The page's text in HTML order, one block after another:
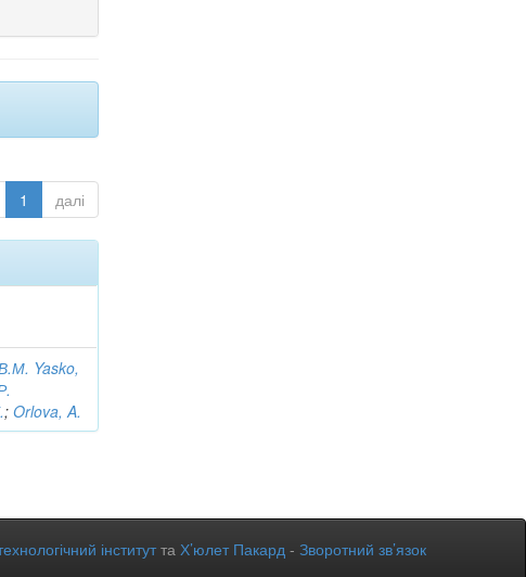
1 далі
Yasko,
;Orlova, A.
інститутта Х’юлет Пакард - Зворотний зв’язок